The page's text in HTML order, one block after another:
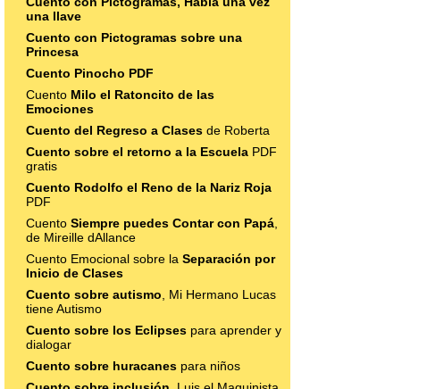
una llave
Cuento con Pictogramas sobre una
Princesa
Cuento Pinocho PDF
Cuento Milo el Ratoncito de las
Emociones
Cuento del Regreso a Clases de Roberta
Cuento sobre el retorno a la Escuela PDF
gratis
Cuento Rodolfo el Reno de la Nariz Roja
PDF
Cuento Siempre puedes Contar con Papá,
de Mireille dAllance
Cuento Emocional sobre la Separación por
Inicio de Clases
Cuento sobre autismo, Mi Hermano Lucas
tiene Autismo
Cuento sobre los Eclipses para aprender y
dialogar
Cuento sobre huracanes para niños